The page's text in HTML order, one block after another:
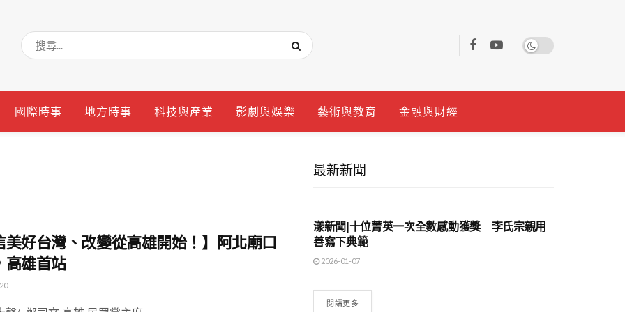
國際時事 地方時事 科技與產業 影劇與娛樂 藝術與教育 金融與財經
美好台灣、改變從高雄開始！】阿北廟口
高雄首站
最新新聞
地方時事
漾新聞|十位菁英一次全數感動獲獎 李氏宗親用
善寫下典範
2026-01-07
閱讀更多